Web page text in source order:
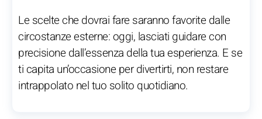
Le scelte che dovrai fare saranno favorite dalle
circostanze esterne: oggi, lasciati guidare con
precisione dall’essenza della tua esperienza. E se
ti capita un’occasione per divertirti, non restare
intrappolato nel tuo solito quotidiano.